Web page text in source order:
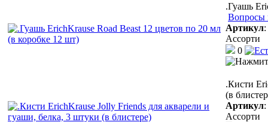
.Гуашь
Вопросы
Артикул:
Ассорти
0
.Кисти
(в
Артикул:
Ассорти